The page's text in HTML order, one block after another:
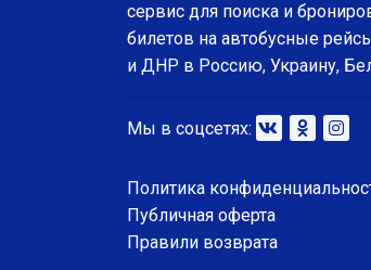
сервис для поиска и
билетов на автобусные
и ДНР в Россию, Украину,
Мы в соцсетях:
Политика
Публичная оферта
Правили возврата